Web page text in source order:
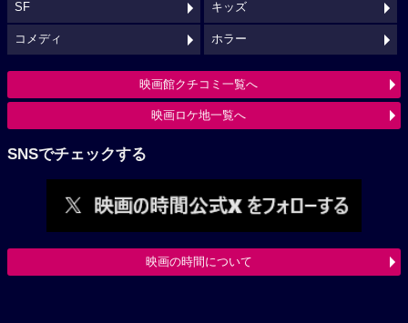
SF キッズ
コメディ ホラー
映画館クチコミ一覧へ
映画ロケ地一覧へ
SNSでチェックする
映画の時間について